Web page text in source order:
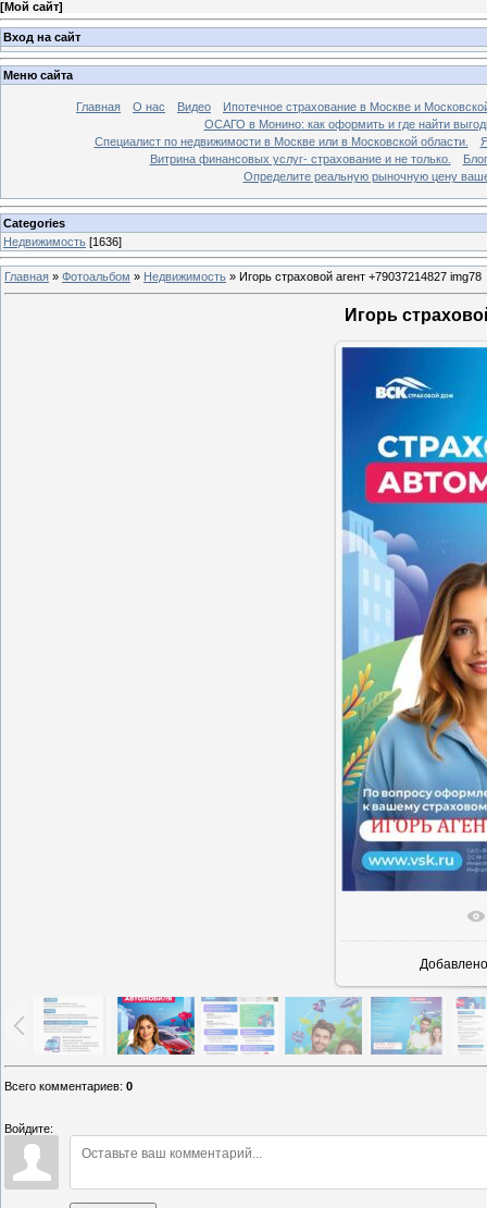
[Мой сайт]
Вход на сайт
Меню сайта
Главная О нас Видео
Ипотечное страхование в Москве и
ОСАГО в Монино: как оформить и где найти
Специалист по недвижимости в Москве или в Московской области.
Витрина финансовых услуг- страхование и не только.
Блог
Определите реальную рыночную цену
Categories
Недвижимость [1636]
Главная » Фотоальбом » Недвижимость » Игорь страховой агент +79037214827 img78
Игорь
В
Добавлено
Всего комментариев: 0
Войдите: